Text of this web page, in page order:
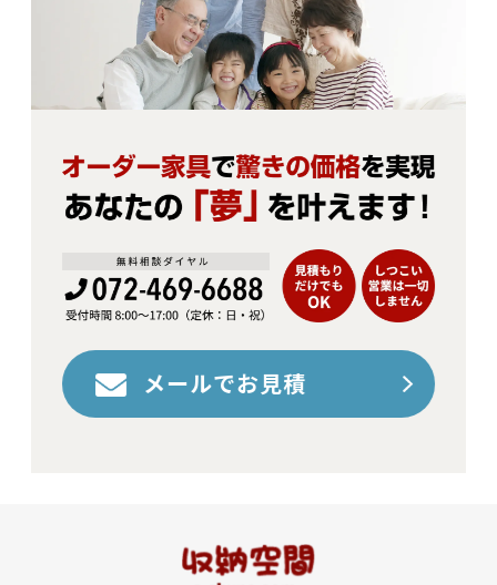
メールでお見積